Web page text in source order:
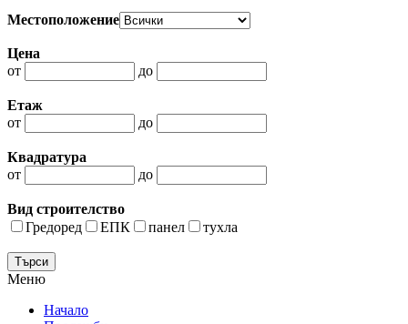
Местоположение
Цена
от
до
Етаж
от
до
Квадратура
от
до
Вид строителство
Гредоред
ЕПК панел тухла
Меню
Начало